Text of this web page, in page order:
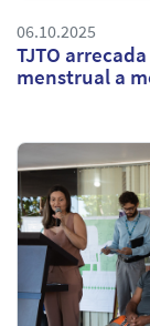
06.10.2025
TJTO
menstrual a